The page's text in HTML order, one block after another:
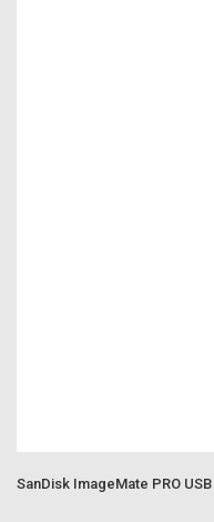
SanDisk ImageMate PRO